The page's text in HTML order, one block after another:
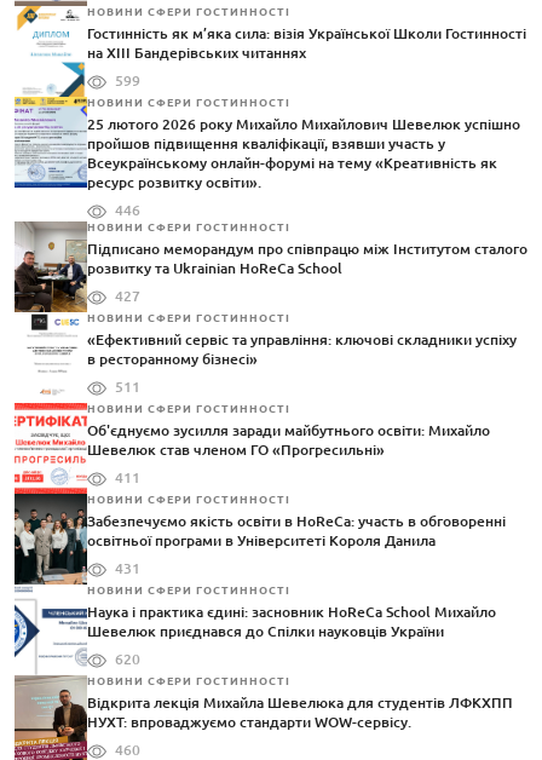
НОВИНИ СФЕРИ ГОСТИННОСТІ
Гостинність як м’яка сила: візія Української Школи Гостинності
на XIII Бандерівських читаннях
599
НОВИНИ СФЕРИ ГОСТИННОСТІ
25 лютого 2026 року Михайло Михайлович Шевелюк успішно
пройшов підвищення кваліфікації, взявши участь у
Всеукраїнському онлайн-форумі на тему «Креативність як
ресурс розвитку освіти».
446
НОВИНИ СФЕРИ ГОСТИННОСТІ
Підписано меморандум про співпрацю між Інститутом сталого
розвитку та Ukrainian HoReCa School
427
НОВИНИ СФЕРИ ГОСТИННОСТІ
«Ефективний сервіс та управління: ключові складники успіху
в ресторанному бізнесі»
511
НОВИНИ СФЕРИ ГОСТИННОСТІ
Об'єднуємо зусилля заради майбутнього освіти: Михайло
Шевелюк став членом ГО «Прогресильні»
411
НОВИНИ СФЕРИ ГОСТИННОСТІ
Забезпечуємо якість освіти в HoReCa: участь в обговоренні
освітньої програми в Університеті Короля Данила
431
НОВИНИ СФЕРИ ГОСТИННОСТІ
Наука і практика єдині: засновник HoReCa School Михайло
Шевелюк приєднався до Спілки науковців України
620
НОВИНИ СФЕРИ ГОСТИННОСТІ
Відкрита лекція Михайла Шевелюка для студентів ЛФКХПП
НУХТ: впроваджуємо стандарти WOW-сервісу.
460